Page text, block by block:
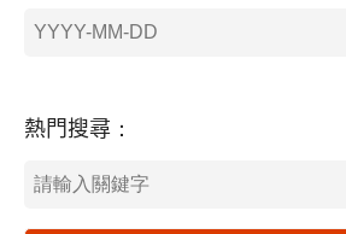
熱門搜尋：